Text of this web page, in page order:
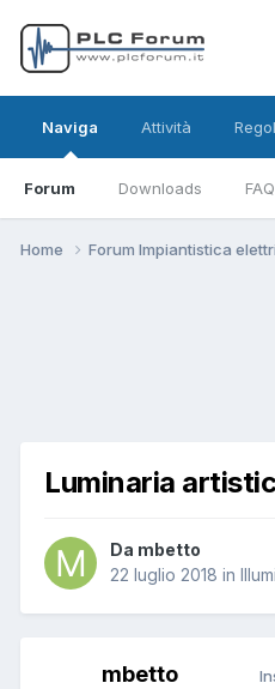
Naviga
Forum Downloads FAQ
Attività
Home Forum Impiantistica
Luminaria
Da mbetto
22 luglio 2018 in
mbetto